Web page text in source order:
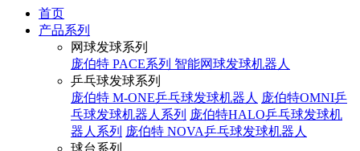
首页
产品系列
网球发球系列
庞伯特 PACE系列 智能网球发球机器人
乒乓球发球系列
庞伯特 M-ONE乒乓球发球机器人 庞伯特OMNI乒
乓球发球机器人系列 庞伯特HALO乒乓球发球机
器人系列 庞伯特 NOVA乒乓球发球机器人
球台系列